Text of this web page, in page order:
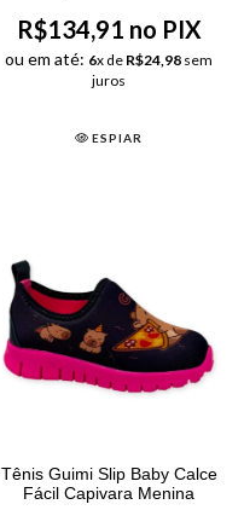
R$134,91 no PIX
ou em até: 6x de R$24,98 sem
juros
ESPIAR
Tênis Guimi Slip Baby Calce
Fácil Capivara Menina